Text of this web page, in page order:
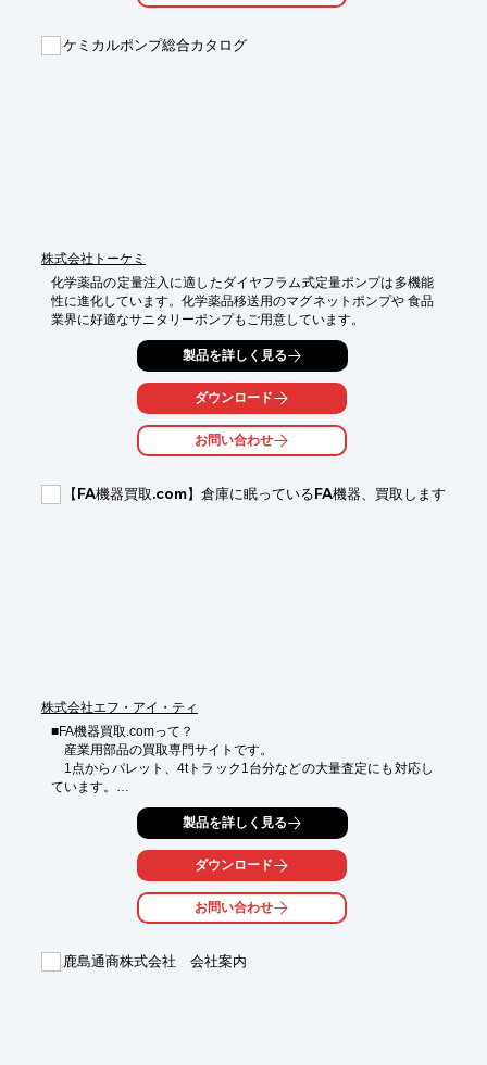
■複雑な環境構築不要
ケミカルポンプ総合カタログ
株式会社トーケミ
化学薬品の定量注入に適したダイヤフラム式定量ポンプは多機能
性に進化しています。化学薬品移送用のマグネットポンプや 食品
業界に好適なサニタリーポンプもご用意しています。
製品を詳しく見る
ダウンロード
お問い合わせ
【FA機器買取.com】倉庫に眠っているFA機器、買取します
株式会社エフ・アイ・ティ
■FA機器買取.comって？
産業用部品の買取専門サイトです。
1点からパレット、4tトラック1台分などの大量査定にも対応し
ています。
■何を買取しているの？
・手配ミス・仕様変更で倉庫に眠っているFA部品
・一度使用して交換したFA部品などを買取しています。
PLC、タッチパネル、サーボアンプ・モータ、パワーサプライ
などをお持ちの方はぜひご依頼ください！
その他、買取できる商品は下記サイトをご確認ください。
■装置から部品外すの大変なんだけど…
製品を詳しく見る
ダウンロード
お問い合わせ
鹿島通商株式会社 会社案内